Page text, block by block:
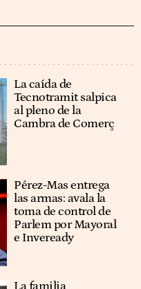
La caída de
Tecnotramit salpica
al pleno de la
Cambra de Comerç
Pérez-Mas entrega
las armas: avala la
toma de control de
Parlem por Mayoral
e Inveready
La familia